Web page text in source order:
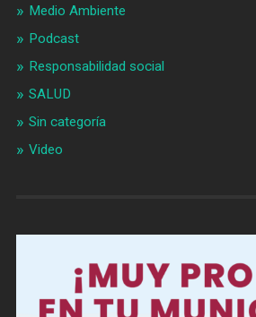
Medio Ambiente
Podcast
Responsabilidad social
SALUD
Sin categoría
Video